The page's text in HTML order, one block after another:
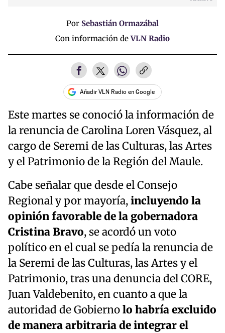
Por Sebastián Ormazábal
Con información deVLN Radio
Añadir VLN Radio en Google
Este martes se conoció la información de
la renuncia de Carolina Loren Vásquez, al
cargo de Seremi de las Culturas, las Artes
y el Patrimonio de la Región del Maule.
Cabe señalar que desde el Consejo
Regional y por mayoría,incluyendo la
opinión favorable de la gobernadora
Cristina Bravo, se acordó un voto
político en el cual se pedía la renuncia de
la Seremi de las Culturas, las Artes y el
Patrimonio, tras una denuncia del CORE,
Juan Valdebenito, en cuanto a que la
autoridad de Gobiernolo habría excluido
de manera arbitraria de integrar el